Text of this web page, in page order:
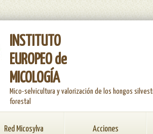
INSTITUTO
EUROPEO de
MICOLOGÍA
Mico-selvicultura y valorización de los hongos
forestal
Red Micosylva Acciones